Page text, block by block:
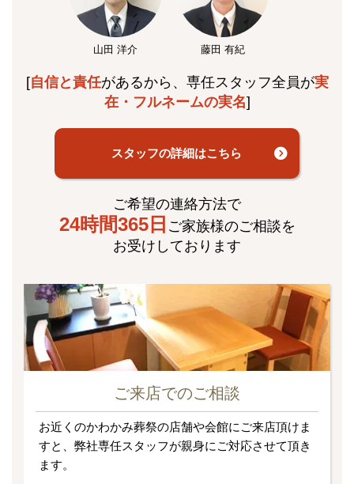
山田 洋介 藤田 有紀
[自信と責任があるから、専任スタッフ全員が実
在・フルネームの実名]
スタッフの詳細はこちら
ご希望の連絡方法で
24時間365日 ご家族様のご相談を
お受けしております
ご来店でのご相談
お近くのかわかみ葬祭の店舗や会館にご来店頂けま
すと、弊社専任スタッフが親身にご対応させて頂き
ます。